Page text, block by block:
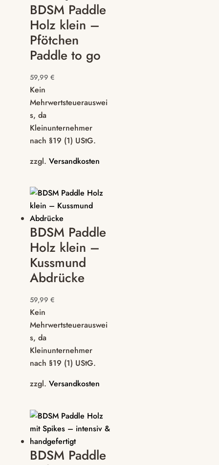
BDSM Paddle
Holz klein –
Pfötchen
Paddle to go
59,99 €
Kein
Mehrwertsteuerauswei
s, da
Kleinunternehmer
nach §19 (1) UStG.
zzgl. Versandkosten
BDSM Paddle
Holz klein –
Kussmund
Abdrücke
59,99 €
Kein
Mehrwertsteuerauswei
s, da
Kleinunternehmer
nach §19 (1) UStG.
zzgl. Versandkosten
BDSM Paddle